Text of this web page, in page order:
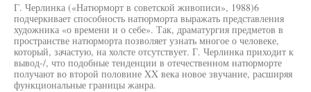
Г. Черлинка («Натюрморт в советской живописи», 1988)6
подчеркивает способность натюрморта выражать представления
художника «о времени и о себе». Так, драматургия предметов в
пространстве натюрморта позволяет узнать многое о человеке,
который, зачастую, на холсте отсутствует. Г. Черлинка приходит к
вывод-/, что подобные тенденции в отечественном натюрморте
получают во второй половине XX века новое звучание, расширяя
функциональные границы жанра.